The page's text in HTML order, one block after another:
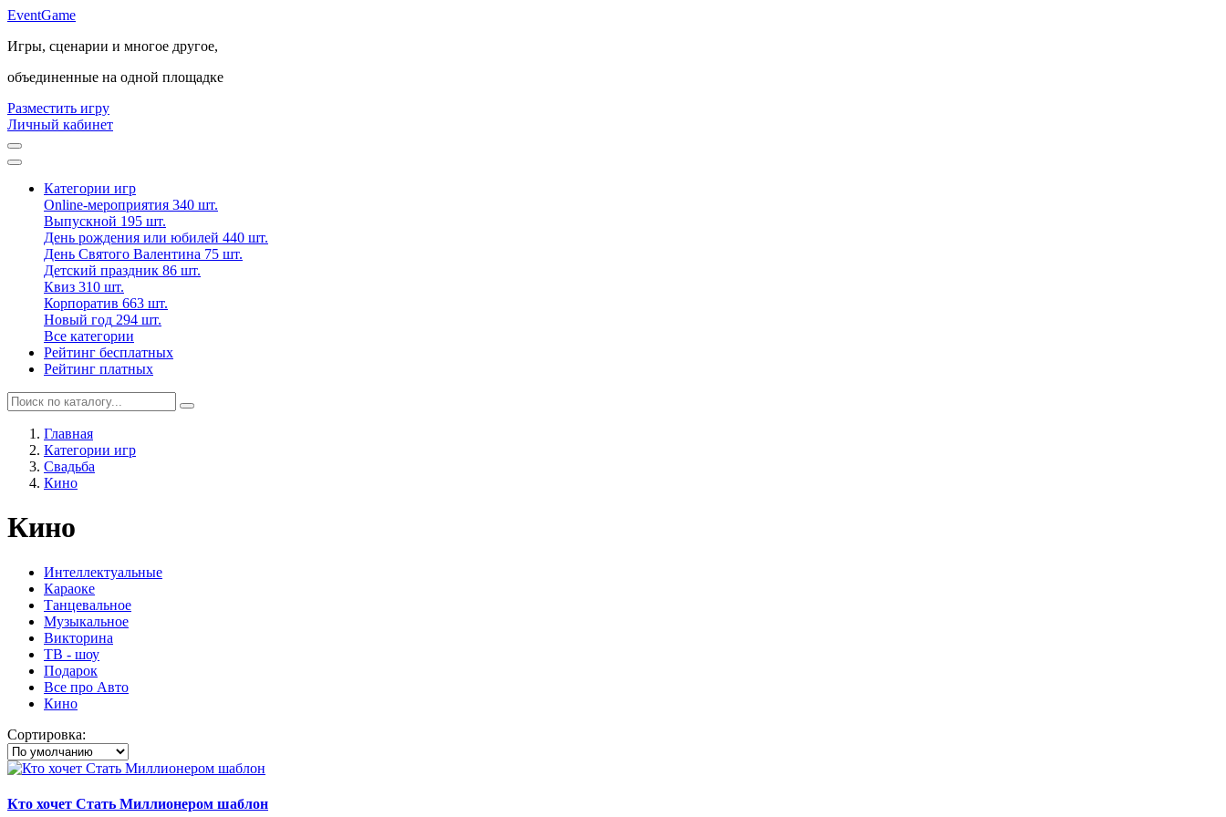
EventGame
Игры, сценарии и многое другое,
объединенные на одной площадке
Разместить игру
Личный кабинет
Категории игр
Online-мероприятия 340 шт.
Выпускной 195 шт.
День рождения или юбилей 440 шт.
День Святого Валентина 75 шт.
Детский праздник 86 шт.
Квиз 310 шт.
Корпоратив 663 шт.
Новый год 294 шт.
Все категории
Рейтинг бесплатных
Рейтинг платных
Главная
Категории игр
Свадьба
Кино
Кино
Интеллектуальные
Караоке
Танцевальное
Музыкальное
Викторина
ТВ - шоу
Подарок
Все про Авто
Кино
Сортировка:
Кто хочет Стать Миллионером шаблон